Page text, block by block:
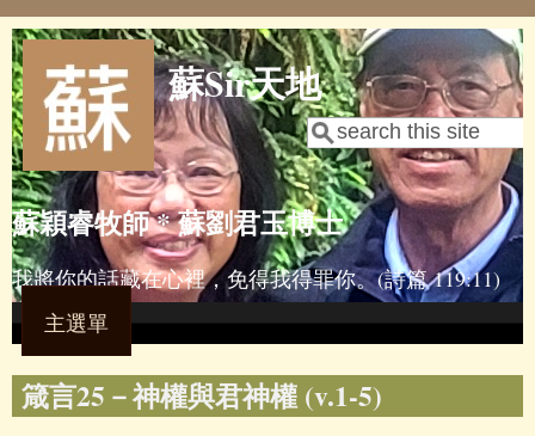
Skip to main content
蘇Sir天地
Search form
Search
蘇穎睿牧師 * 蘇劉君玉博士
我將你的話藏在心裡，免得我得罪你。(詩篇 119:11)
主選單
箴言25－神權與君神權 (v.1-5)